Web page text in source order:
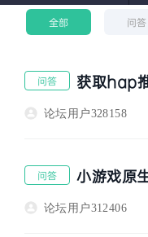
全部 问答
问答 获取hap
论坛用户328158
问答 小游戏原
论坛用户312406